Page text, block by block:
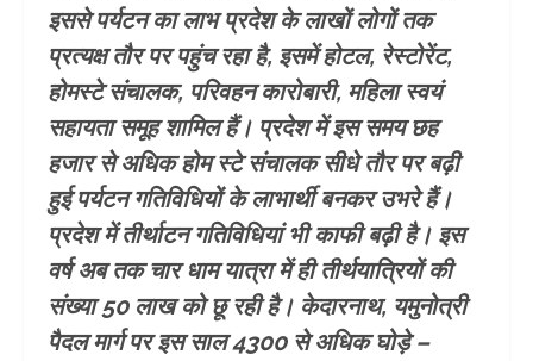
इससे पर्यटन का लाभ प्रदेश के लाखों लोगों तक
प्रत्यक्ष तौर पर पहुंच रहा है, इसमें होटल, रेस्टोरेंट,
होमस्टे संचालक, परिवहन कारोबारी, महिला स्वयं
सहायता समूह शामिल हैं। प्रदेश में इस समय छह
हजार से अधिक होम स्टे संचालक सीधे तौर पर बढ़ी
हुई पर्यटन गतिविधियों के लाभार्थी बनकर उभरे हैं।
प्रदेश में तीर्थाटन गतिविधियां भी काफी बढ़ी है। इस
वर्ष अब तक चार धाम यात्रा में ही तीर्थयात्रियों की
संख्या 50 लाख को छू रही है। केदारनाथ, यमुनोत्री
पैदल मार्ग पर इस साल 4300 से अधिक घोड़े –